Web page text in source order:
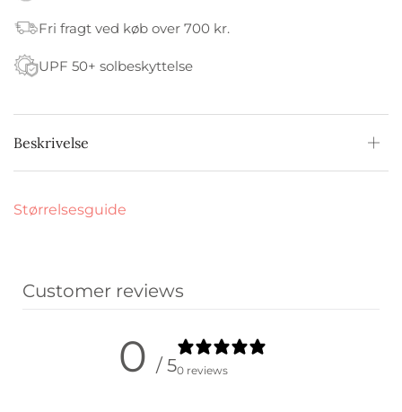
Fri fragt ved køb over 700 kr.
UPF 50+ solbeskyttelse
Beskrivelse
Størrelsesguide
Customer reviews
0 / 50 reviews